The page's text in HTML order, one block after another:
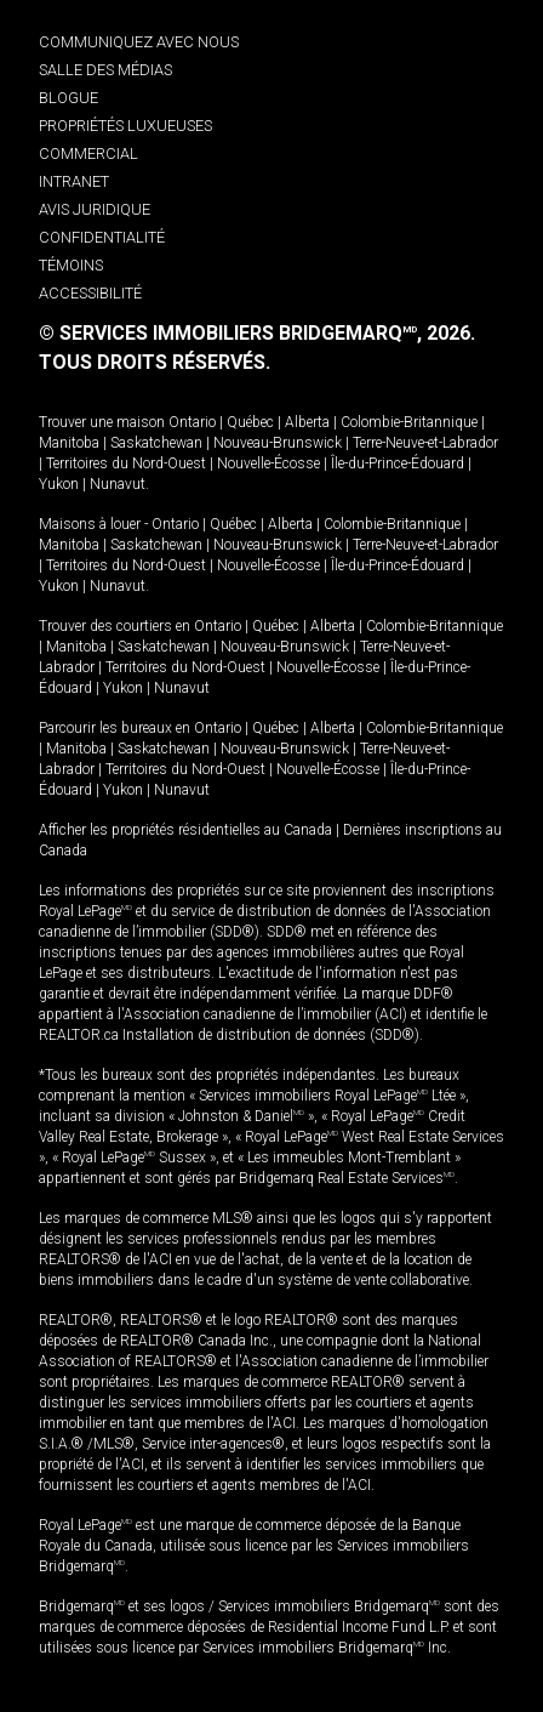
COMMUNIQUEZ AVEC NOUS
SALLE DES MÉDIAS
BLOGUE
PROPRIÉTÉS LUXUEUSES
COMMERCIAL
INTRANET
AVIS JURIDIQUE
CONFIDENTIALITÉ
TÉMOINS
ACCESSIBILITÉ
© SERVICES IMMOBILIERS BRIDGEMARQMD, 2026.
TOUS DROITS RÉSERVÉS.
Trouver une maison Ontario | Québec | Alberta | Colombie-Britannique |
Manitoba | Saskatchewan | Nouveau-Brunswick | Terre-Neuve-et-Labrador
| Territoires du Nord-Ouest | Nouvelle-Écosse | Île-du-Prince-Édouard |
Yukon | Nunavut
Maisons à louer - Ontario | Québec | Alberta | Colombie-Britannique |
Manitoba | Saskatchewan | Nouveau-Brunswick | Terre-Neuve-et-Labrador
| Territoires du Nord-Ouest | Nouvelle-Écosse | Île-du-Prince-Édouard |
Yukon | Nunavut
Trouver des courtiers en Ontario | Québec | Alberta | Colombie-Britannique
| Manitoba | Saskatchewan | Nouveau-Brunswick | Terre-Neuve-et-
Labrador | Territoires du Nord-Ouest | Nouvelle-Écosse | Île-du-Prince-
Édouard | Yukon | Nunavut
Parcourir les bureaux en Ontario | Québec | Alberta | Colombie-Britannique
| Manitoba | Saskatchewan | Nouveau-Brunswick | Terre-Neuve-et-
Labrador | Territoires du Nord-Ouest | Nouvelle-Écosse | Île-du-Prince-
Édouard | Yukon | Nunavut
Afficher les propriétés résidentielles au Canada | Dernières inscriptions au
Canada
Les informations des propriétés sur ce site proviennent des inscriptions
Royal LePageMD et du service de distribution de données de l'Association
canadienne de l’immobilier (SDD®). SDD® met en référence des
inscriptions tenues par des agences immobilières autres que Royal
LePage et ses distributeurs. L'exactitude de l'information n'est pas
garantie et devrait être indépendamment vérifiée. La marque DDF®
appartient à l'Association canadienne de l’immobilier (ACI) et identifie le
REALTOR.ca Installation de distribution de données (SDD®).
*Tous les bureaux sont des propriétés indépendantes. Les bureaux
comprenant la mention « Services immobiliers Royal LePageMD Ltée »,
incluant sa division « Johnston & Daniel MD », « Royal LePageMD Credit
Valley Real Estate, Brokerage », « Royal LePageMD West Real Estate Services
», « Royal LePageMD Sussex », et « Les immeubles Mont-Tremblant »
appartiennent et sont gérés par Bridgemarq Real Estate ServicesMD
Les marques de commerce MLS® ainsi que les logos qui s'y rapportent
désignent les services professionnels rendus par les membres
REALTORS® de l'ACI en vue de l'achat, de la vente et de la location de
biens immobiliers dans le cadre d'un système de vente collaborative.
REALTOR®, REALTORS® et le logo REALTOR® sont des marques
déposées de REALTOR® Canada Inc., une compagnie dont la National
Association of REALTORS® et l'Association canadienne de l’immobilier
sont propriétaires. Les marques de commerce REALTOR® servent à
distinguer les services immobiliers offerts par les courtiers et agents
immobilier en tant que membres de l'ACI. Les marques d'homologation
S.I.A.® /MLS®, Service inter-agences®, et leurs logos respectifs sont la
propriété de l'ACI, et ils servent à identifier les services immobiliers que
fournissent les courtiers et agents membres de l'ACI.
Royal LePageMD est une marque de commerce déposée de la Banque
Royale du Canada, utilisée sous licence par les Services immobiliers
BridgemarqMD
BridgemarqMD et ses logos / Services immobiliers BridgemarqMD sont des
marques de commerce déposées de Residential Income Fund L.P. et sont
utilisées sous licence par Services immobiliers BridgemarqMD Inc.